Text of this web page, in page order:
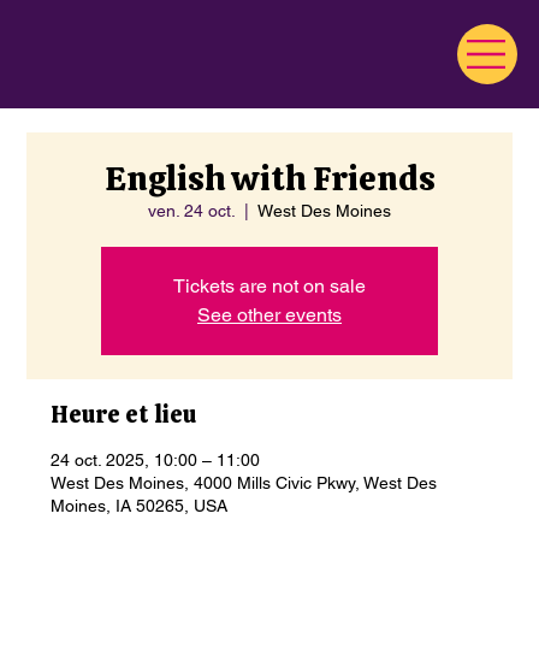
English with Friends
ven. 24 oct. West Des Moines
Tickets are not on sale
See other events
Heure et lieu
24 oct. 2025, 10:00 – 11:00
West Des Moines, 4000 Mills Civic Pkwy, West Des
Moines, IA 50265, USA